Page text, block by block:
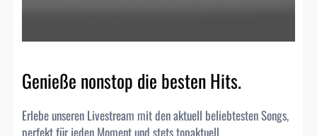
Genieße nonstop die besten Hits.
Erlebe unseren Livestream mit den aktuell beliebtesten Songs,
perfekt für jeden Moment und stets topaktuell.